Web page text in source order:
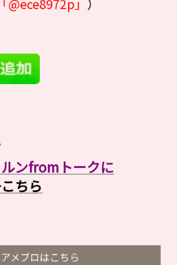
ンfromトークに
ちら
アメブロはこちら